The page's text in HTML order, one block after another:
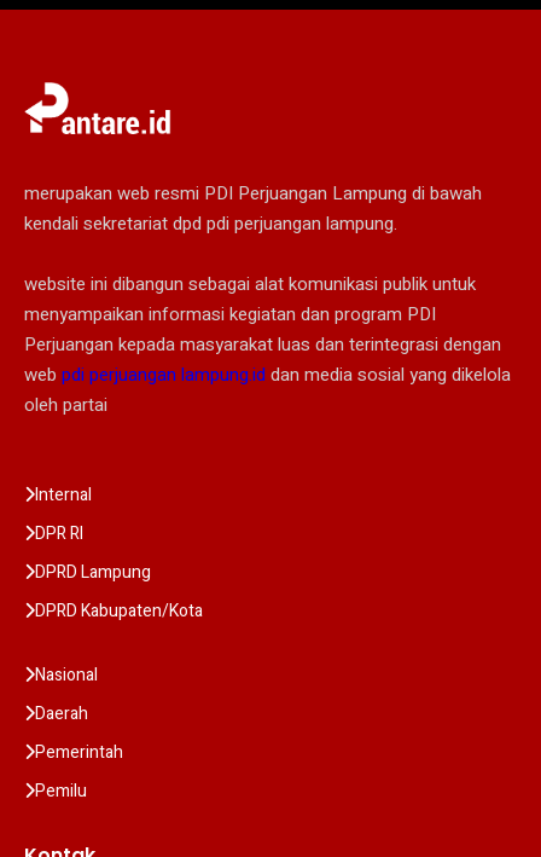
merupakan web resmi PDI Perjuangan Lampung di bawah
kendali sekretariat dpd pdi perjuangan lampung.
website ini dibangun sebagai alat komunikasi publik untuk
menyampaikan informasi kegiatan dan program PDI
Perjuangan kepada masyarakat luas dan terintegrasi dengan
web pdi perjuangan lampung.id dan media sosial yang dikelola
oleh partai
Internal
DPR RI
DPRD Lampung
DPRD Kabupaten/Kota
Nasional
Daerah
Pemerintah
Pemilu